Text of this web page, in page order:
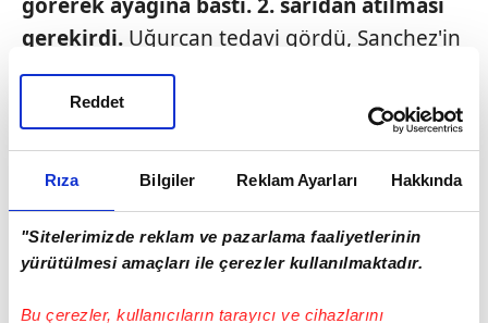
Rıza Bilgiler Reklam Ayarları Hakkında
"Sitelerimizde reklam ve pazarlama faaliyetlerinin
yürütülmesi amaçları ile çerezler kullanılmaktadır.
Bu çerezler, kullanıcıların tarayıcı ve cihazlarını
Reddet
gerekirdi. Uğurcan tedavi gördü, Sanchez'in
kolladığı Promise, Gilloise'nin golünü attı ve
ardından kırmızı görmemesi için oyundan
alındı. Ben G.Saray'ı son dönemlerde kulübe
ve kadro olarak bu kadar yetersiz görmedim.
Jakobs sakatlandı, Arda girdi. Çok top kaybı
ile oynayan İlkay yerine oyuncu bile